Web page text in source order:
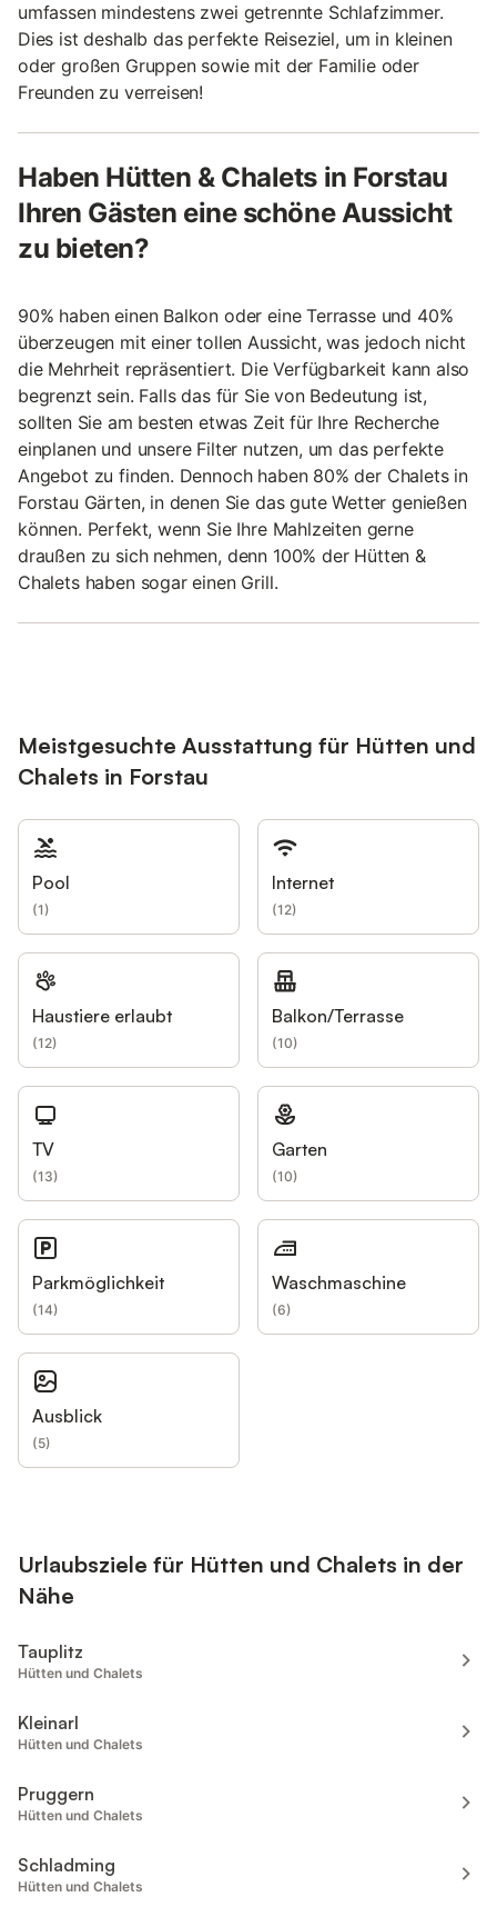
umfassen mindestens zwei getrennte Schlafzimmer.
Dies ist deshalb das perfekte Reiseziel, um in kleinen
oder großen Gruppen sowie mit der Familie oder
Freunden zu verreisen!
Haben Hütten & Chalets in Forstau
Ihren Gästen eine schöne Aussicht
zu bieten?
90% haben einen Balkon oder eine Terrasse und 40%
überzeugen mit einer tollen Aussicht, was jedoch nicht
die Mehrheit repräsentiert. Die Verfügbarkeit kann also
begrenzt sein. Falls das für Sie von Bedeutung ist,
sollten Sie am besten etwas Zeit für Ihre Recherche
einplanen und unsere Filter nutzen, um das perfekte
Angebot zu finden. Dennoch haben 80% der Chalets in
Forstau Gärten, in denen Sie das gute Wetter genießen
können. Perfekt, wenn Sie Ihre Mahlzeiten gerne
draußen zu sich nehmen, denn 100% der Hütten &
Chalets haben sogar einen Grill.
Meistgesuchte Ausstattung für Hütten und
Chalets in Forstau
Pool
(1)
Internet
(12)
Haustiere erlaubt
(12)
Balkon/Terrasse
(10)
TV
(13)
Garten
(10)
Parkmöglichkeit
(14)
Waschmaschine
(6)
Ausblick
(5)
Urlaubsziele für Hütten und Chalets in der
Nähe
Tauplitz
Hütten und Chalets
Kleinarl
Hütten und Chalets
Pruggern
Hütten und Chalets
Schladming
Hütten und Chalets